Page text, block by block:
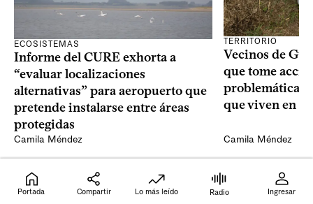
ECOSISTEMAS
Informe del CURE exhorta a
“evaluar localizaciones
alternativas” para aeropuerto que
pretende instalarse entre áreas
protegidas
Camila Méndez
TERRITORIO
Vecinos de
que tome
problemáticas
que viven en
Camila Méndez
Portada Compartir Lo más leído Radio Ingresar